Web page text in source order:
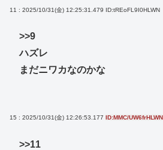
11 : 2025/10/31(金) 12:25:31.479 ID:tREoFL9I0HLWN
>>9
ハズレ
まだニワカなのかな
15 : 2025/10/31(金) 12:26:53.177 ID:MMC/UW6frHLWN
>>11